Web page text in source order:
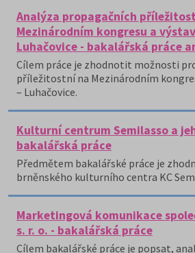
Analýza propagačních
Mezinárodním kongresu a
Luhačovice - bakalářská práce
Cílem práce je zhodnotit možnosti
příležitostní na Mezinárodním
– Luhačovice.
Kulturní centrum Semilasso a
bakalářská práce
Předmětem bakalářské práce je
brněnského kulturního centra KC
Marketingová komunikace
s. r. o. - bakalářská práce
Cílem bakalářské práce je popsat,